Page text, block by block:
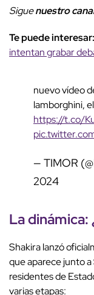
Siguenuestro
Te puede interesar:
intentan grabar
nuevo vídeo
lamborghini,
https://t.co/
— TIMOR
2024
La
Shakira lanzó
que aparece junto a
residentes de
varias etapas: